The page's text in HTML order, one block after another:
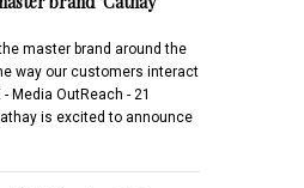
master brand around the
way our customers interact
- Media OutReach - 21
is excited to announce